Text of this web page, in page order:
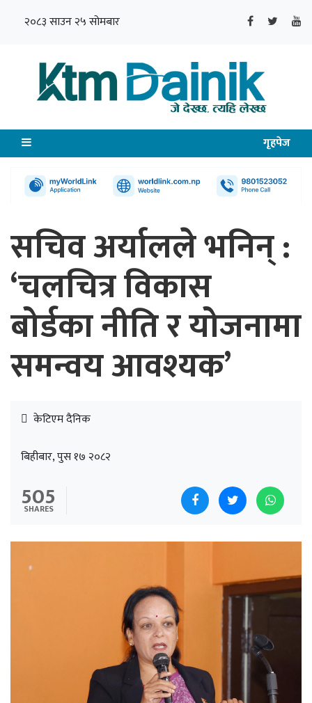
२०८३ साउन २५ सोमबार
गृहपेज
सचिव अर्यालले भनिन् :
‘चलचित्र विकास
बोर्डका नीति र योजनामा
समन्वय आवश्यक’
केटिएम दैनिक
बिहीबार, पुस १७ २०८२
505
SHARES